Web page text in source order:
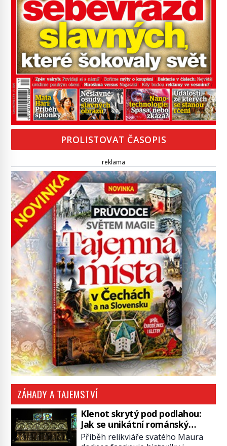
PROLISTOVAT ČASOPIS
reklama
ZÁHADY A TAJEMSTVÍ
Klenot skrytý pod podlahou:
Jak se unikátní románský
poklad dostal do zapadlého
Příběh relikviáře svatého Maura